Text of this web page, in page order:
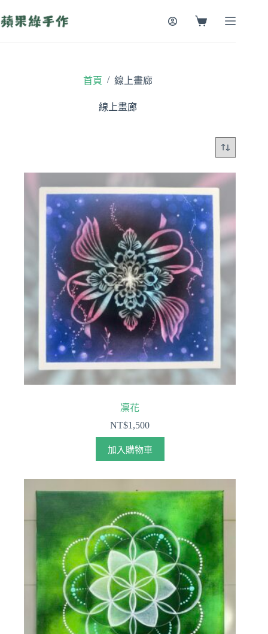
至
購
首頁 / 線上畫廊
線上畫廊
凜花
NT$1,500
加入購物車